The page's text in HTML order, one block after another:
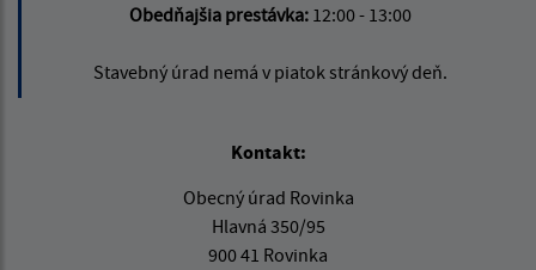
Obedňajšia prestávka: 12:00 - 13:00
Stavebný úrad nemá v piatok stránkový deň.
Kontakt:
Obecný úrad Rovinka
Hlavná 350/95
900 41 Rovinka